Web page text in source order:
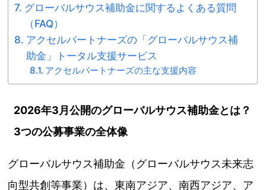
グローバルサウス補助金に関するよくある質問
（FAQ）
アクセルパートナーズの「グローバルサウス補
助金」トータル支援サービス
アクセルパートナーズの主な支援内容
2026年3月公開のグローバルサウス補助金とは？
3つの公募事業の全体像
グローバルサウス補助金（グローバルサウス未来志
向型共創等事業）は、東南アジア、南西アジア、ア